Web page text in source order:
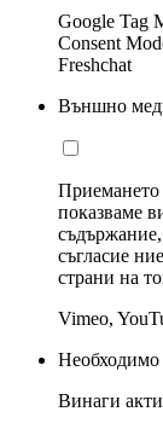
Google Tag
Consent
Freshchat
Външно
Приемането
показваме
съгласие
страни на
Vimeo,
Необходимо
Винаги